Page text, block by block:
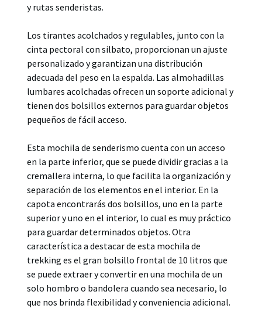
y rutas senderistas.
Los tirantes acolchados y regulables, junto con la
cinta pectoral con silbato, proporcionan un ajuste
personalizado y garantizan una distribución
adecuada del peso en la espalda. Las almohadillas
lumbares acolchadas ofrecen un soporte adicional y
tienen dos bolsillos externos para guardar objetos
pequeños de fácil acceso.
Esta mochila de senderismo cuenta con un acceso
en la parte inferior, que se puede dividir gracias a la
cremallera interna, lo que facilita la organización y
separación de los elementos en el interior. En la
capota encontrarás dos bolsillos, uno en la parte
superior y uno en el interior, lo cual es muy práctico
para guardar determinados objetos. Otra
característica a destacar de esta mochila de
trekking es el gran bolsillo frontal de 10 litros que
se puede extraer y convertir en una mochila de un
solo hombro o bandolera cuando sea necesario, lo
que nos brinda flexibilidad y conveniencia adicional.